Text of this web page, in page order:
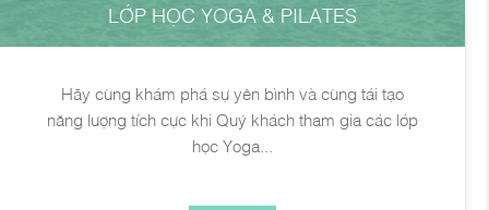
LỚP HỌC YOGA & PILATES
Hãy cùng khám phá sự yên bình và cùng tái tạo
năng lượng tích cực khi Quý khách tham gia các lớp
học Yoga...